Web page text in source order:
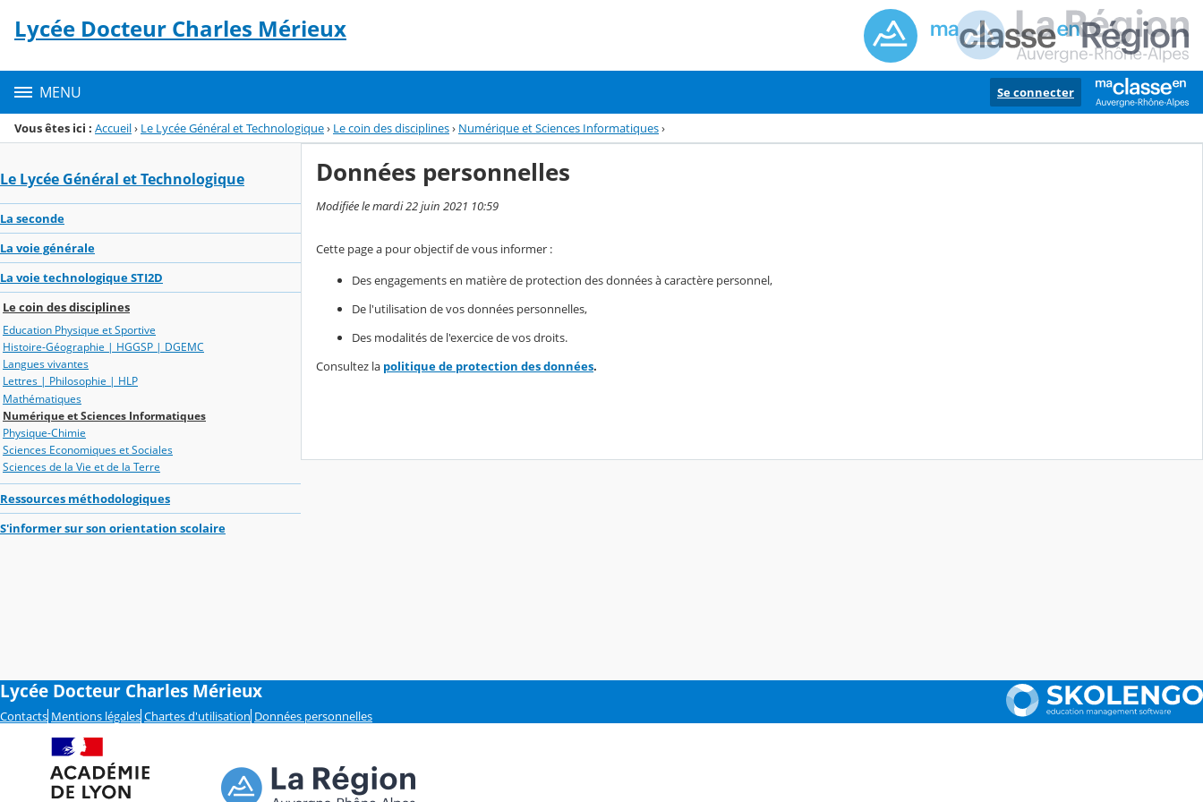
Menu de la rubrique
Contenu
Lycée Docteur Charles Mérieux
MENU Se connecter
Vous êtes ici : Accueil› Le Lycée Général et Technologique› Le coin des disciplines› Numérique et Sciences Informatiques›
Le Lycée Général et Technologique
La seconde
La voie générale
La voie technologique STI2D
Le coin des disciplines
Education Physique et Sportive
Histoire-Géographie | HGGSP | DGEMC
Langues vivantes
Lettres | Philosophie | HLP
Mathématiques
Numérique et Sciences Informatiques
Physique-Chimie
Sciences Economiques et Sociales
Sciences de la Vie et de la Terre
Ressources méthodologiques
S'informer sur son orientation scolaire
Données personnelles
Modifiée le mardi 22 juin 2021 10:59
Cette page a pour objectif de vous informer :
Des engagements en matière de protection des données à caractère personnel,
De l'utilisation de vos données personnelles,
Des modalités de l'exercice de vos droits.
Consultez la politique de protection des données.
Lycée Docteur Charles Mérieux
Contacts Mentions légales Chartes d'utilisation Données personnelles